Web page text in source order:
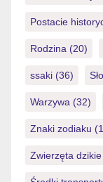
Postacie
Rodzina (20)
ssaki (36)
Warzywa (32)
Znaki zodiaku
Zwierzęta dzikie